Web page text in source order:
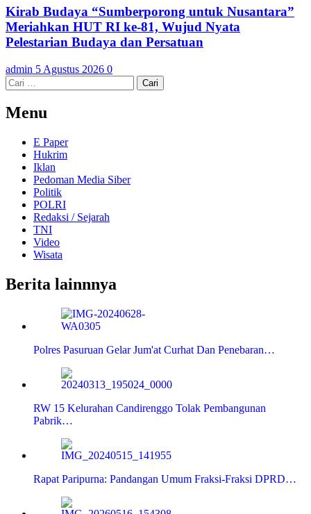
Kirab Budaya “Sumberporong untuk Nusantara”
Meriahkan HUT RI ke-81, Wujud Nyata
Pelestarian Budaya dan Persatuan
admin 5 Agustus 2026 0
Cari
untuk:
Menu
E Paper
Hukrim
Iklan
Pedoman Media Siber
Politik
POLRI
Redaksi / Sejarah
TNI
Video
Wisata
Berita lainnnya
Polres Pasuruan Gelar Jum'at Curhat Dan Penebaran…
RW 15 Kelurahan Candirenggo Tolak Pembangunan
Pabrik…
Rapat Paripurna: Pandangan Umum Fraksi-Fraksi DPRD…